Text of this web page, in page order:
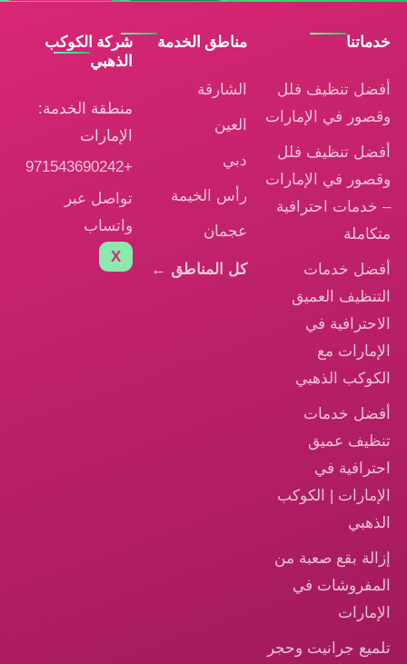
تنظيف فلل
في الإمارات
تنظيف فلل
في الإمارات
احترافية
خدمات
العميق
في
مع
الذهبي
خدمات
عميق
في
| الكوكب
بقع صعبة من
في
جرانيت وحجر
مناطق الخدمة
الشارقة
العين
دبي
رأس الخيمة
عجمان
كل المناطق ←
شركة الكوكب
الذهبي
منطقة الخدمة:
الإمارات
تواصل عبر
واتساب